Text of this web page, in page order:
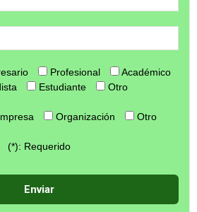
Profesional
Académico
Estudiante Otro
Organización Otro
(*): Requerido